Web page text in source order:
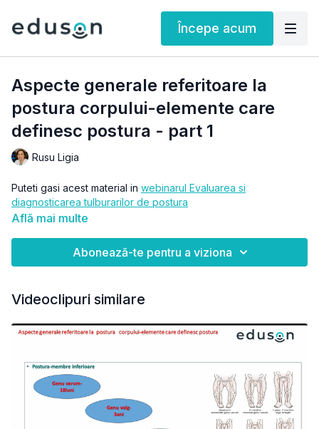
Începe acum
Aspecte generale referitoare la
postura corpului-elemente care
definesc postura - part 1
Rusu Ligia
Puteti gasi acest material in webinarul Evaluarea si
diagnosticarea tulburarilor de postura
Află mai multe
Abonează-te pentru a viziona
Videoclipuri similare